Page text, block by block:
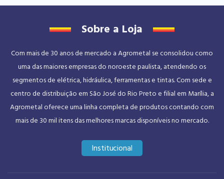
Sobre a Loja
Com mais de 30 anos de mercado a Agrometal se consolidou como
uma das maiores empresas do noroeste paulista, atendendo os
segmentos de elétrica, hidráulica, ferramentas e tintas. Com sede e
centro de distribuição em São José do Rio Preto e filial em Marília, a
Agrometal oferece uma linha completa de produtos contando com
mais de 30 mil itens das melhores marcas disponíveis no mercado.
Institucional